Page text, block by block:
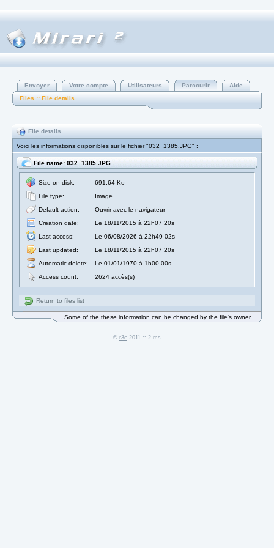
Envoyer Votre compte Utilisateurs Parcourir
Aide
Files :: File details
File details
Voici les informations disponibles sur le fichier "032_1385.JPG" :
File name: 032_1385.JPG
Size on disk:
691.64 Ko
File type:
Image
Default action:
Ouvrir avec le navigateur
Creation date:
Le 18/11/2015 à 22h07 20s
Last access:
Le 06/08/2026 à 22h49 02s
Last updated:
Le 18/11/2015 à 22h07 20s
Automatic delete:
Le 01/01/1970 à 1h00 00s
Access count:
2624 accès(s)
Return to files list
Some of the these information can be changed by the file's owner
© r3c 2011 :: 2 ms